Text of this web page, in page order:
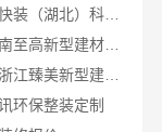
本地快捷住宅装修毛坯房，本地快装（湖北）科技有限公司透明报价
官渡全包装修公司全包价格，云南至高新型建材有限公司闭口合同
直营住宅装修设计施工婚房装修浙江臻美新型建材有限公司
环保整装定制